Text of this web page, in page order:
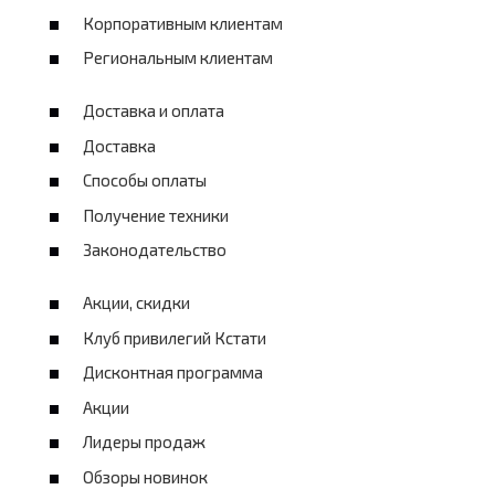
Корпоративным клиентам
Региональным клиентам
Доставка и оплата
Доставка
Способы оплаты
Получение техники
Законодательство
Акции, скидки
Клуб привилегий Кстати
Дисконтная программа
Акции
Лидеры продаж
Обзоры новинок